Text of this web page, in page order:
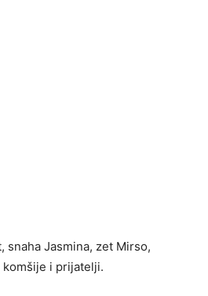
snaha Jasmina, zet Mirso,
komšije i prijatelji.